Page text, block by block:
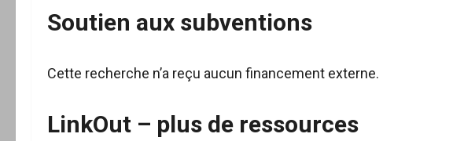
Soutien aux subventions
Cette recherche n’a reçu aucun financement externe.
LinkOut – plus de ressources